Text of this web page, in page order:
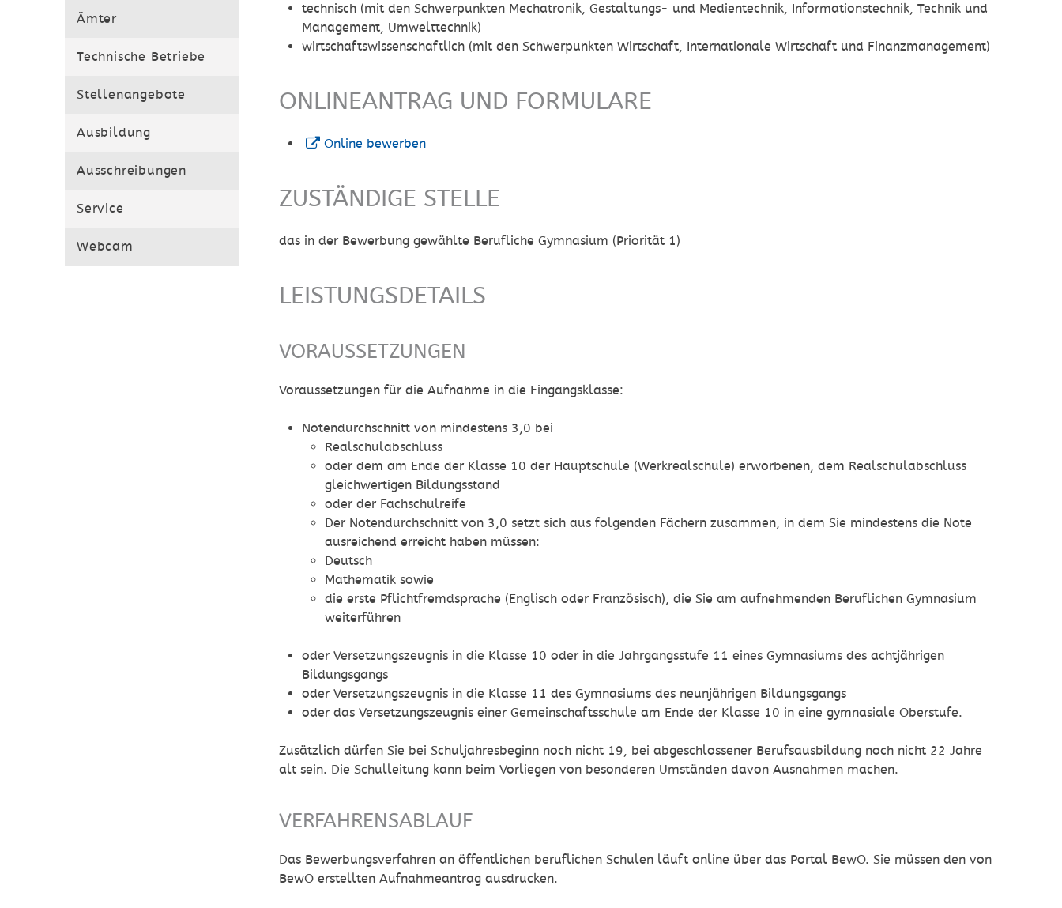
Ämter
Technische Betriebe
Stellenangebote
Ausbildung
Ausschreibungen
Service
Webcam
technisch (mit den Schwerpunkten Mechatronik, Gestaltungs- und Medientechnik, Informationstechnik, Technik und
Management, Umwelttechnik)
wirtschaftswissenschaftlich (mit den Schwerpunkten Wirtschaft, Internationale Wirtschaft und Finanzmanagement)
ONLINEANTRAG UND FORMULARE
Online bewerben
ZUSTÄNDIGE STELLE
das in der Bewerbung gewählte Berufliche Gymnasium (Priorität 1)
LEISTUNGSDETAILS
VORAUSSETZUNGEN
Voraussetzungen für die Aufnahme in die Eingangsklasse:
Notendurchschnitt von mindestens 3,0 bei
Realschulabschluss
oder dem am Ende der Klasse 10 der Hauptschule (Werkrealschule) erworbenen, dem Realschulabschluss
gleichwertigen Bildungsstand
oder der Fachschulreife
Der Notendurchschnitt von 3,0 setzt sich aus folgenden Fächern zusammen, in dem Sie mindestens die Note
ausreichend erreicht haben müssen:
Deutsch
Mathematik sowie
die erste Pflichtfremdsprache (Englisch oder Französisch), die Sie am aufnehmenden Beruflichen Gymnasium
weiterführen
oder Versetzungszeugnis in die Klasse 10 oder in die Jahrgangsstufe 11 eines Gymnasiums des achtjährigen
Bildungsgangs
oder Versetzungszeugnis in die Klasse 11 des Gymnasiums des neunjährigen Bildungsgangs
oder das Versetzungszeugnis einer Gemeinschaftsschule am Ende der Klasse 10 in eine gymnasiale Oberstufe.
Zusätzlich dürfen Sie bei Schuljahresbeginn noch nicht 19, bei abgeschlossener Berufsausbildung noch nicht 22 Jahre
alt sein. Die Schulleitung kann beim Vorliegen von besonderen Umständen davon Ausnahmen machen.
VERFAHRENSABLAUF
Das Bewerbungsverfahren an öffentlichen beruflichen Schulen läuft online über das Portal BewO. Sie müssen den von
BewO erstellten Aufnahmeantrag ausdrucken.